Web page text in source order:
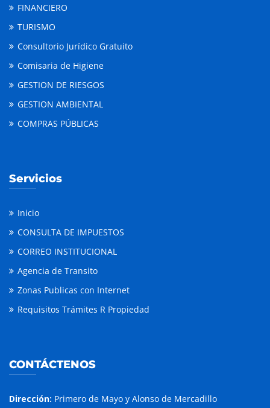
FINANCIERO
TURISMO
Consultorio Jurídico Gratuito
Comisaria de Higiene
GESTION DE RIESGOS
GESTION AMBIENTAL
COMPRAS PÚBLICAS
Servicios
Inicio
CONSULTA DE IMPUESTOS
CORREO INSTITUCIONAL
Agencia de Transito
Zonas Publicas con Internet
Requisitos Trámites R Propiedad
CONTÁCTENOS
Dirección: Primero de Mayo y Alonso de Mercadillo